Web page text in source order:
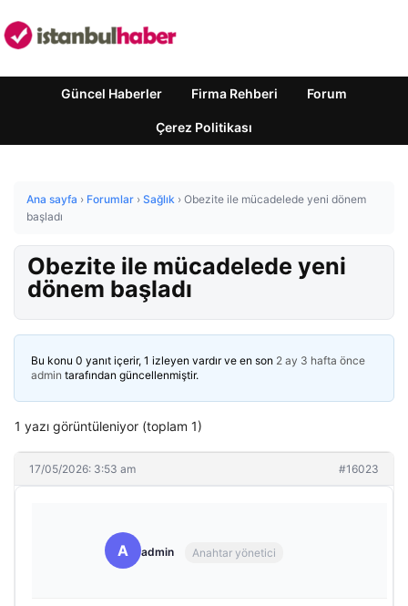
Güncel Haberler Firma Rehberi Forum
Çerez Politikası
Ana sayfa › Forumlar › Sağlık › Obezite ile mücadelede yeni dönem
başladı
Obezite ile mücadelede yeni
dönem başladı
Bu konu 0 yanıt içerir, 1 izleyen vardır ve en son 2 ay 3 hafta önce
admin tarafından güncellenmiştir.
1 yazı görüntüleniyor (toplam 1)
17/05/2026: 3:53 am #16023
A admin Anahtar yönetici